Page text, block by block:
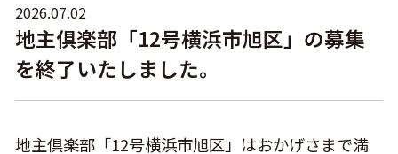
2026.07.02
地主倶楽部「12号横浜市旭区」の募集
を終了いたしました。
地主倶楽部「12号横浜市旭区」はおかげさまで満